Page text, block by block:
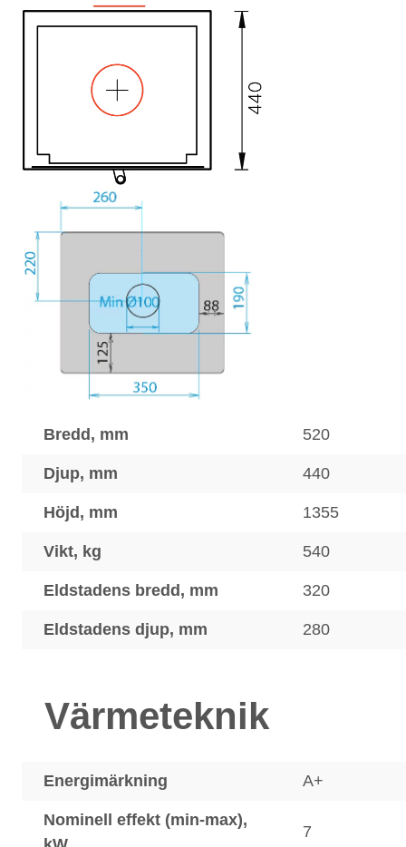
Bredd, mm 520
Djup, mm 440
Höjd, mm 1355
Vikt, kg 540
Eldstadens bredd, mm 320
Eldstadens djup, mm 280
Värmeteknik
Energimärkning A+
Nominell effekt (min-max),
7